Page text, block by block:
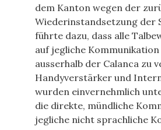
dem Kanton wegen der
Wiederinstandsetzung der
führte dazu, dass alle
auf jegliche
ausserhalb der Calanca zu
Handyverstärker und
wurden einvernehmlich
die direkte, mündliche
jegliche nicht sprachliche